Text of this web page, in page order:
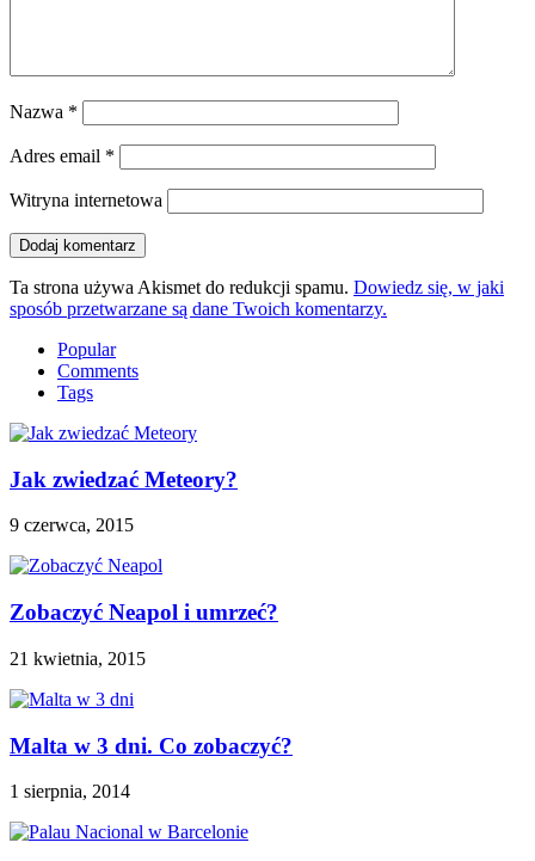
Nazwa *
Adres email *
Witryna internetowa
Ta strona używa Akismet do redukcji spamu. Dowiedz się, w jaki
sposób przetwarzane są dane Twoich komentarzy.
Popular
Comments
Tags
Jak zwiedzać Meteory?
9 czerwca, 2015
Zobaczyć Neapol i umrzeć?
21 kwietnia, 2015
Malta w 3 dni. Co zobaczyć?
1 sierpnia, 2014